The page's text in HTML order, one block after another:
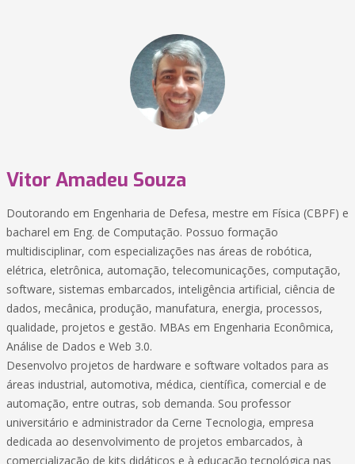
Vitor Amadeu Souza
Doutorando em Engenharia de Defesa, mestre em Física (CBPF) e
bacharel em Eng. de Computação. Possuo formação
multidisciplinar, com especializações nas áreas de robótica,
elétrica, eletrônica, automação, telecomunicações, computação,
software, sistemas embarcados, inteligência artificial, ciência de
dados, mecânica, produção, manufatura, energia, processos,
qualidade, projetos e gestão. MBAs em Engenharia Econômica,
Análise de Dados e Web 3.0.
Desenvolvo projetos de hardware e software voltados para as
áreas industrial, automotiva, médica, científica, comercial e de
automação, entre outras, sob demanda. Sou professor
universitário e administrador da Cerne Tecnologia, empresa
dedicada ao desenvolvimento de projetos embarcados, à
comercialização de kits didáticos e à educação tecnológica nas